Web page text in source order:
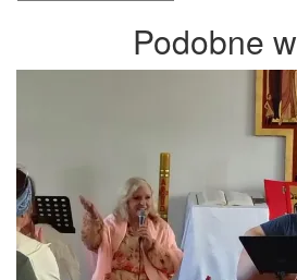
Podobne